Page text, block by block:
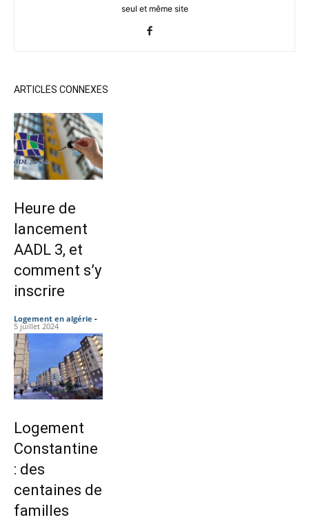
seul et même site
ARTICLES CONNEXES
Heure de
lancement
AADL 3, et
comment s’y
inscrire
Logement en algérie -
5 juillet 2024
Logement
Constantine
: des
centaines de
familles